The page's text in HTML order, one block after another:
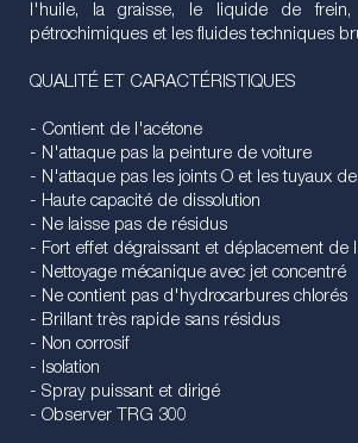
l'huile, la graisse, le liquide de frein,
pétrochimiques et les fluides techniques
QUALITÉ ET CARACTÉRISTIQUES
- Contient de l'acétone
- N'attaque pas la peinture de voiture
- N'attaque pas les joints O et les tuyaux
- Haute capacité de dissolution
- Ne laisse pas de résidus
- Fort effet dégraissant et déplacement de
- Nettoyage mécanique avec jet concentré
- Ne contient pas d'hydrocarbures chlorés
- Brillant très rapide sans résidus
- Non corrosif
- Isolation
- Spray puissant et dirigé
- Observer TRG 300